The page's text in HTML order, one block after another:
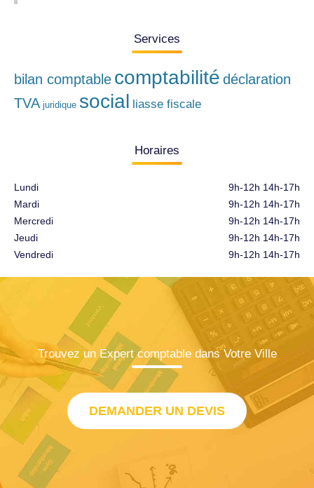
Services
bilan comptable comptabilité déclaration
TVA juridique social liasse fiscale
Horaires
Lundi
Mardi
Mercredi
Jeudi
Vendredi
9h-12h 14h-17h
9h-12h 14h-17h
9h-12h 14h-17h
9h-12h 14h-17h
9h-12h 14h-17h
Trouvez un Expert comptable dans Votre Ville
DEMANDER UN DEVIS